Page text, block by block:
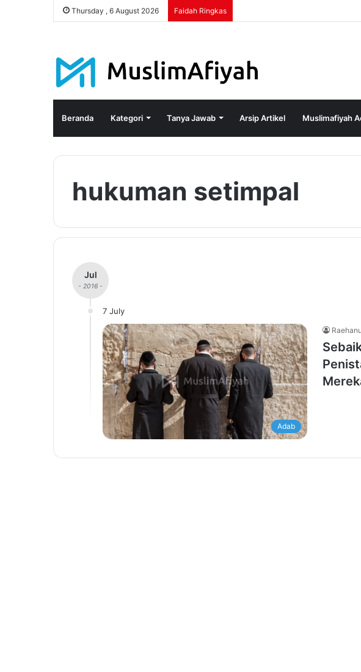
Thursday , 6 August 2026 Faidah Ringkas
Beranda Kategori Tanya Jawab Arsip Artikel Muslimafiyah
hukuman setimpal
Jul
- 2016 -
7 July
Adab